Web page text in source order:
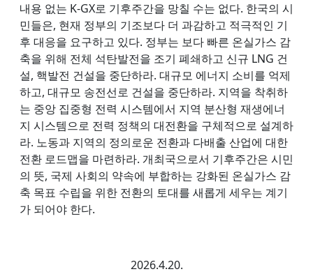
내용 없는 K-GX로 기후주간을 망칠 수는 없다. 한국의 시
민들은, 현재 정부의 기조보다 더 과감하고 적극적인 기
후 대응을 요구하고 있다. 정부는 보다 빠른 온실가스 감
축을 위해 전체 석탄발전을 조기 폐쇄하고 신규 LNG 건
설, 핵발전 건설을 중단하라. 대규모 에너지 소비를 억제
하고, 대규모 송전선로 건설을 중단하라. 지역을 착취하
는 중앙 집중형 전력 시스템에서 지역 분산형 재생에너
지 시스템으로 전력 정책의 대전환을 구체적으로 설계하
라. 노동과 지역의 정의로운 전환과 다배출 산업에 대한
전환 로드맵을 마련하라. 개최국으로서 기후주간은 시민
의 뜻, 국제 사회의 약속에 부합하는 강화된 온실가스 감
축 목표 수립을 위한 전환의 토대를 새롭게 세우는 계기
가 되어야 한다.
2026.4.20.